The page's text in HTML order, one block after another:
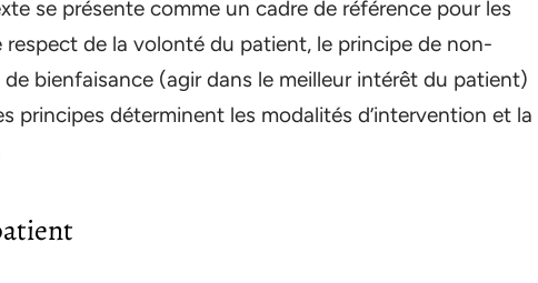
se présente comme un cadre de référence pour les
de la volonté du patient, le principe de non-
bienfaisance (agir dans le meilleur intérêt du patient)
principes déterminent les modalités d’intervention et la